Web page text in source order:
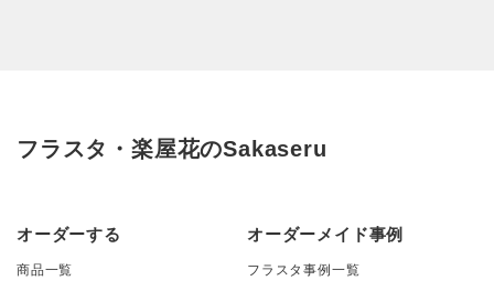
フラスタ・楽屋花のSakaseru
オーダーする
商品一覧
オーダーメイド事例
フラスタ事例一覧